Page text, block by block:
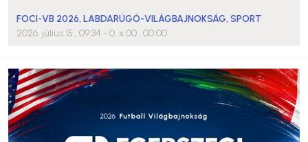
FOCI-VB 2026,LABDARÚGÓ-VILÁGBAJNOKSÁG,SPORT
2026. július 15., 09:34 - 0. x 00., 00:00